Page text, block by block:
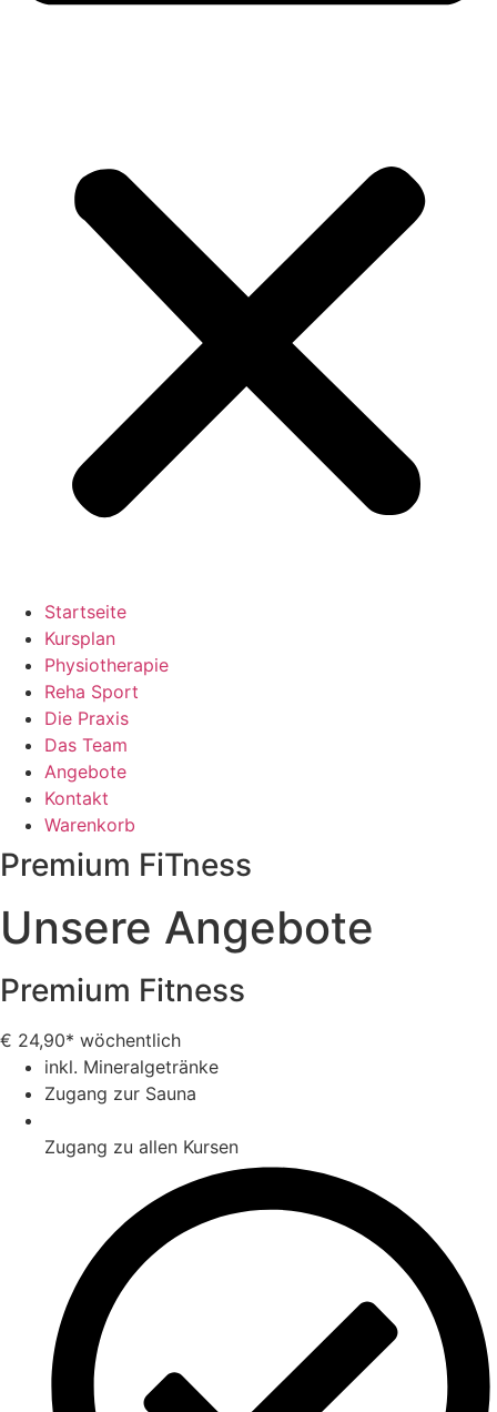
Startseite
Kursplan
Physiotherapie
Reha Sport
Die Praxis
Das Team
Angebote
Kontakt
Warenkorb
Premium FiTness
Unsere Angebote
Premium Fitness
€ 24,90* wöchentlich
inkl. Mineralgetränke
Zugang zur Sauna
Zugang zu allen Kursen